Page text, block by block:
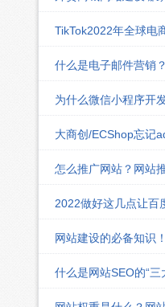
TikTok2022年全球电
什么是电子邮件营销？
为什么微信小程序开
大商创/ECShop忘记
怎么推广网站？网站
2022做好这几点让百
网站建设的必备知识
什么是网站SEO的“三